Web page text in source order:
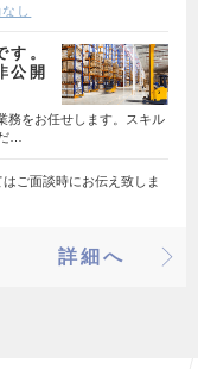
し
。
公開
務をお任せします。スキル
…
ご面談時にお伝え致しま
詳細へ